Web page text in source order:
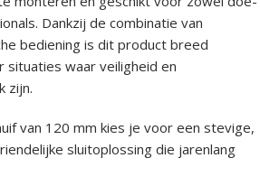
Dankzij de combinatie van
bediening is dit product breed
situaties waar veiligheid en
zijn.
van 120 mm kies je voor een stevige,
sluitoplossing die jarenlang